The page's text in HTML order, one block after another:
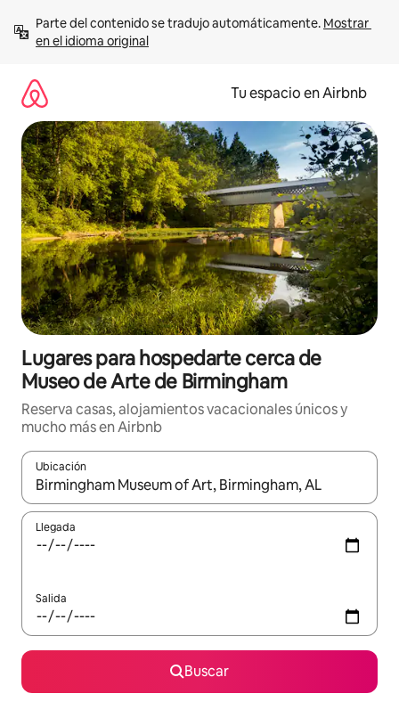
contenido
Parte del contenido se tradujo automáticamente. Mostrar
en el idioma original
Tu espacio en Airbnb
Lugares para hospedarte cerca de
Museo de Arte de Birmingham
Reserva casas, alojamientos vacacionales únicos y
mucho más en Airbnb
Ubicación
Cuando los resultados estén disponibles, podrás navegar
Llegada
Salida
Buscar